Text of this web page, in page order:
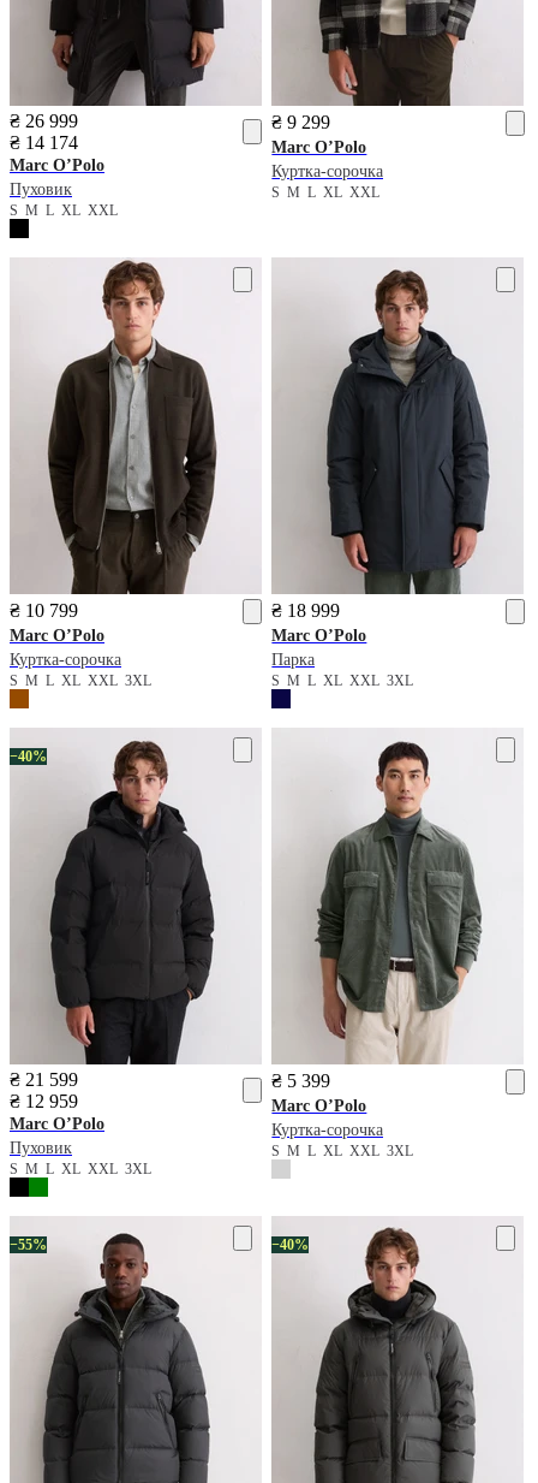
₴ 26 999
₴ 14 174
Marc O’Polo
Пуховик
S M L XL XXL
₴ 9 299
Marc O’Polo
Куртка-сорочка
SMLXLXXL
₴ 10 799
Marc O’Polo
Куртка-сорочка
S M L XL XXL 3XL
₴ 18 999
Marc O’Polo
Парка
SMLXLXXL3XL
−40%
₴ 21 599
₴ 12 959
Marc O’Polo
Пуховик
S M L XL XXL 3XL
₴ 5 399
Marc O’Polo
Куртка-сорочка
SMLXLXXL3XL
−55% −40%